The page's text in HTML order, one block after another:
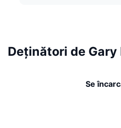
Deținători de Gary
Se